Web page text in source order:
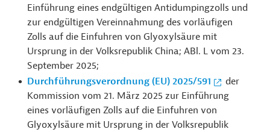
Einführung eines endgültigen Antidumpingzolls und
zur endgültigen Vereinnahmung des vorläufigen
Zolls auf die Einfuhren von Glyoxylsäure mit
Ursprung in der Volksrepublik China; ABl. L vom 23.
September 2025;
Durchführungsverordnung (EU) 2025/591
der
Kommission vom 21. März 2025 zur Einführung
eines vorläufigen Zolls auf die Einfuhren von
Glyoxylsäure mit Ursprung in der Volksrepublik